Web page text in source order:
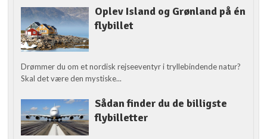
Oplev Island og Grønland på én
flybillet
Drømmer du om et nordisk rejseeventyr i tryllebindende natur?
Skal det være den mystiske...
Sådan finder du de billigste
flybilletter